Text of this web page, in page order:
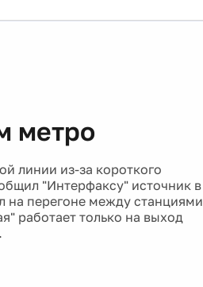
метро
линии из-за короткого
"Интерфаксу" источник в
на перегоне между станциями
работает только на выход